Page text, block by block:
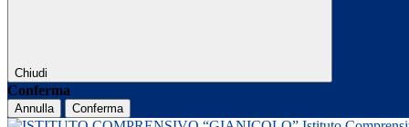
Chiudi
Conferma
Annulla Conferma